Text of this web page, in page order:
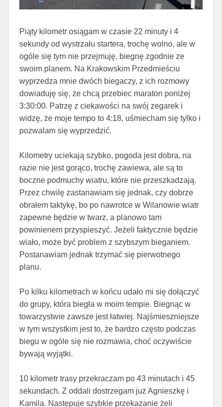
Piąty kilometr osiągam w czasie 22 minuty i 4
sekundy od wystrzału startera, trochę wolno, ale w
ogóle się tym nie przejmuję, biegnę zgodnie ze
swoim planem. Na Krakowskim Przedmieściu
wyprzedza mnie dwóch biegaczy, z ich rozmowy
dowiaduję się, że chcą przebiec maraton poniżej
3:30:00. Patrzę z ciekawości na swój zegarek i
widzę, że moje tempo to 4:18, uśmiecham się tylko i
pozwalam się wyprzedzić.
Kilometry uciekają szybko, pogoda jest dobra, na
razie nie jest gorąco, trochę zawiewa, ale są to
boczne podmuchy wiatru, które nie przeszkadzają.
Przez chwilę zastanawiam się jednak, czy dobrze
obrałem taktykę, bo po nawrotce w Wilanowie wiatr
zapewne będzie w twarz, a planowo tam
powinienem przyspieszyć. Jeżeli faktycznie będzie
wiało, może być problem z szybszym bieganiem.
Postanawiam jednak trzymać się pierwotnego
planu.
Po kilku kilometrach w końcu udało mi się dołączyć
do grupy, która biegła w moim tempie. Biegnąc w
towarzystwie zawsze jest łatwiej. Najśmieszniejsze
w tym wszystkim jest to, że bardzo często podczas
biegu w ogóle się nie rozmawia, choć oczywiście
bywają wyjątki.
10 kilometr trasy przekraczam po 43 minutach i 45
sekundach. Z oddali dostrzegam już Agnieszkę i
Kamila. Następuje szybkie przekazanie żeli